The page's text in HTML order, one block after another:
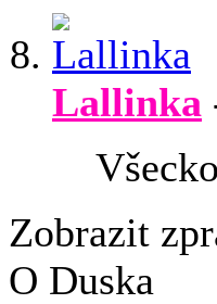
Lallinka
Zobrazit
O Duska